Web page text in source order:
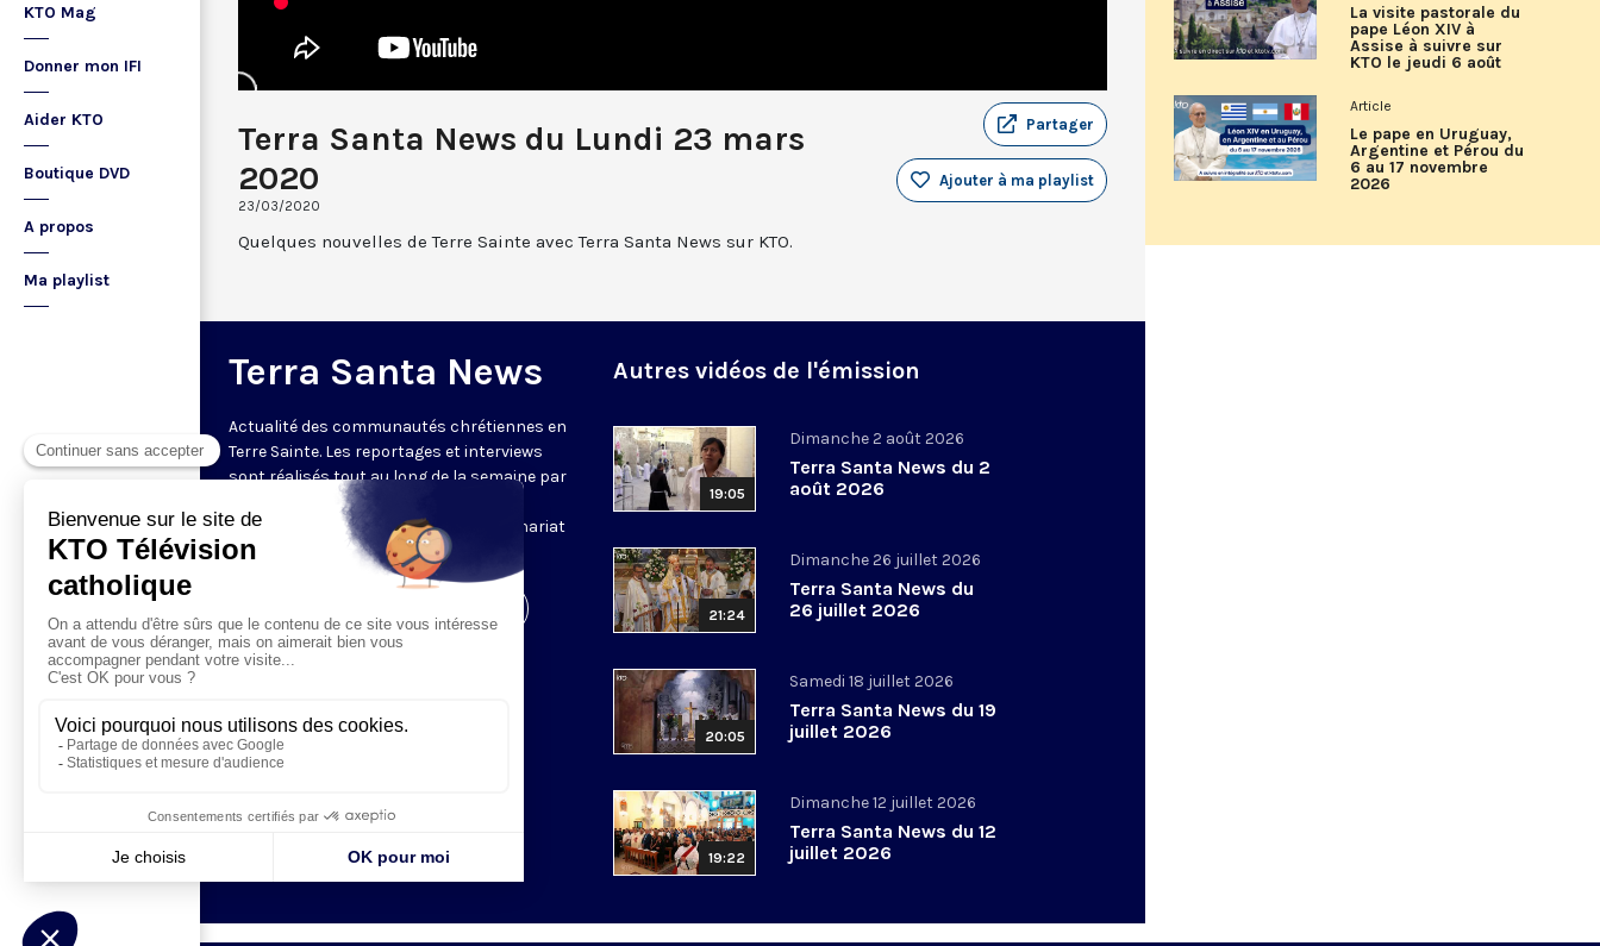
KTO Mag
Donner mon IFI
Aider KTO
Boutique DVD
A propos
Ma playlist
Terra Santa News du Lundi 23 mars
2020
23/03/2020
Partager
Ajouter à ma playlist
Quelques nouvelles de Terre Sainte avec Terra Santa News sur KTO.
Terra Santa News
Actualité des communautés chrétiennes en
Terre Sainte. Les reportages et interviews
sont réalisés tout au long de la semaine par
le Centre des Médias de la Custodie
Franciscaine de Terre Sainte. En partenariat
avec le Franciscan Media Center.
Autres vidéos de l'émission
19:05
Dimanche 2 août 2026
Terra Santa News du 2
août 2026
21:24
Dimanche 26 juillet 2026
Terra Santa News du
26 juillet 2026
20:05
Samedi 18 juillet 2026
Terra Santa News du 19
juillet 2026
19:22
Dimanche 12 juillet 2026
Terra Santa News du 12
juillet 2026
La visite pastorale du
pape Léon XIV à
Assise à suivre sur
KTO le jeudi 6 août
Article
Le pape en Uruguay,
Argentine et Pérou du
6 au 17 novembre
2026